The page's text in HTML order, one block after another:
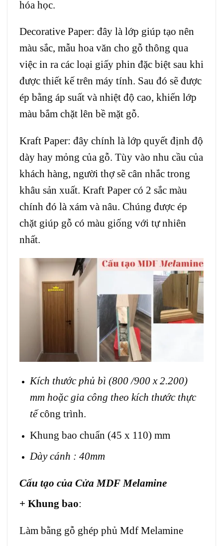
hóa học.
Decorative Paper: đây là lớp giúp tạo nên
màu sắc, mẫu hoa văn cho gỗ thông qua
việc in ra các loại giấy phin đặc biệt sau khi
được thiết kế trên máy tính. Sau đó sẽ được
ép bằng áp suất và nhiệt độ cao, khiến lớp
màu bắm chặt lên bề mặt gỗ.
Kraft Paper: đây chính là lớp quyết định độ
dày hay mỏng của gỗ. Tùy vào nhu cầu của
khách hàng, người thợ sẽ cân nhắc trong
khâu sản xuất. Kraft Paper có 2 sắc màu
chính đó là xám và nâu. Chúng được ép
chặt giúp gỗ có màu giống với tự nhiên
nhất.
Kích thước phủ bì (800 /900 x 2.200)
mm hoặc gia công theo kích thước thực
tếcông trình.
Khung bao chuẩn (45 x 110) mm
Dày cánh : 40mm
Cấu tạo của Cửa MDF Melamine
+ Khung bao:
Làm bằng gỗ ghép phủ Mdf Melamine